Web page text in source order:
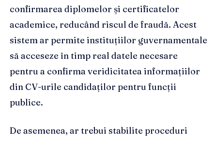
confirmarea diplomelor și certificatelor
academice, reducând riscul de fraudă. Acest
sistem ar permite instituțiilor guvernamentale
să acceseze în timp real datele necesare
pentru a confirma veridicitatea informațiilor
din CV-urile candidaților pentru funcții
publice.
De asemenea, ar trebui stabilite proceduri